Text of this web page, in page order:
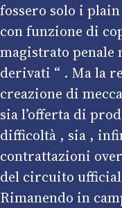
fossero solo i
con funzione di
magistrato penale
derivati “ . Ma la
creazione di
sia l’offerta di
difficoltà , sia ,
contrattazioni
del circuito
Rimanendo in